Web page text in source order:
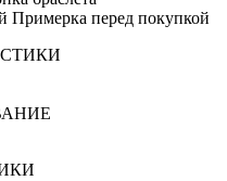
Примерка перед покупкой